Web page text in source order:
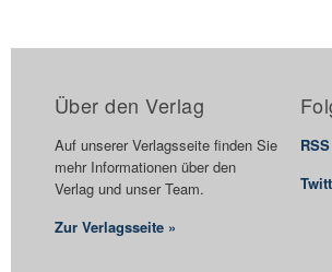
Über den Verlag
Auf unserer Verlagsseite finden Sie
mehr Informationen über den
Verlag und unser Team.
Zur Verlagsseite »
RSS